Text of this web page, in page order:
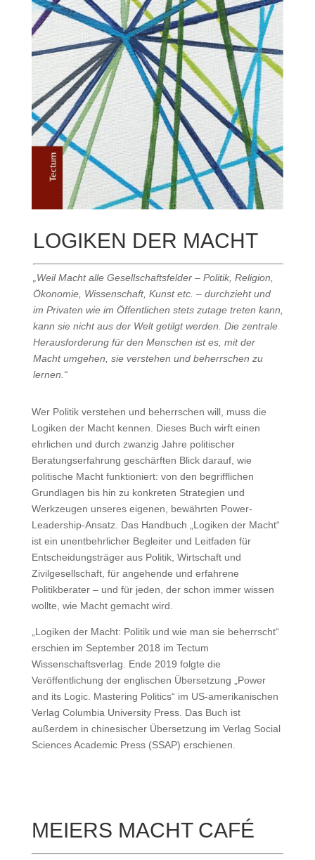
LOGIKEN DER MACHT
„Weil Macht alle Gesellschaftsfelder – Politik, Religion,
Ökonomie, Wissenschaft, Kunst etc. – durchzieht und
im Privaten wie im Öffentlichen stets zutage treten kann,
kann sie nicht aus der Welt getilgt werden. Die zentrale
Herausforderung für den Menschen ist es, mit der
Macht umgehen, sie verstehen und beherrschen zu
lernen.“
Wer Politik verstehen und beherrschen will, muss die
Logiken der Macht kennen. Dieses Buch wirft einen
ehrlichen und durch zwanzig Jahre politischer
Beratungserfahrung geschärften Blick darauf, wie
politische Macht funktioniert: von den begrifflichen
Grundlagen bis hin zu konkreten Strategien und
Werkzeugen unseres eigenen, bewährten Power-
Leadership-Ansatz. Das Handbuch „Logiken der Macht“
ist ein unentbehrlicher Begleiter und Leitfaden für
Entscheidungsträger aus Politik, Wirtschaft und
Zivilgesellschaft, für angehende und erfahrene
Politikberater – und für jeden, der schon immer wissen
wollte, wie Macht gemacht wird.
„Logiken der Macht: Politik und wie man sie beherrscht“
erschien im September 2018 im Tectum
Wissenschaftsverlag. Ende 2019 folgte die
Veröffentlichung der englischen Übersetzung „Power
and its Logic. Mastering Politics“ im US-amerikanischen
Verlag Columbia University Press. Das Buch ist
außerdem in chinesischer Übersetzung im Verlag Social
Sciences Academic Press (SSAP) erschienen.
MEIERS MACHT CAFÉ